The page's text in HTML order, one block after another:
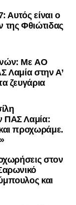
Αυτός είναι ο
της Φθιώτιδας
Με AO
Λαμία στην Α’
ζευγάρια
ΠΑΣ Λαμία:
προχωράμε.
στον
και